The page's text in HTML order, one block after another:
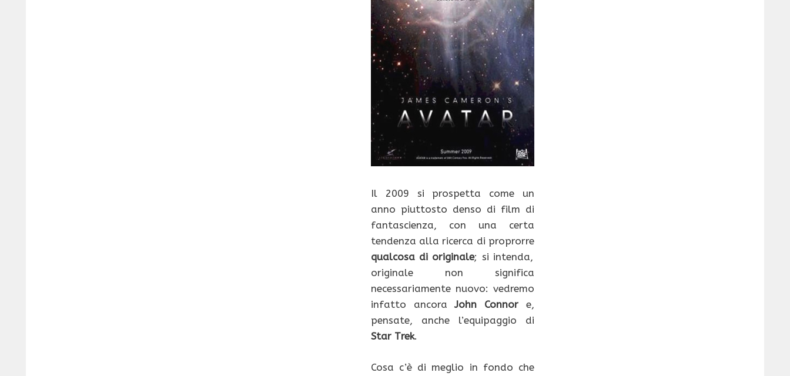
Il 2009 si prospetta come un
anno piuttosto denso di film di
fantascienza, con una certa
tendenza alla ricerca di proprorre
qualcosa di originale; si intenda,
originale non significa
necessariamente nuovo: vedremo
infatto ancoraJohn Connor e,
pensate, anche l’equipaggio di
Star Trek.
Cosa c’è di meglio in fondo che